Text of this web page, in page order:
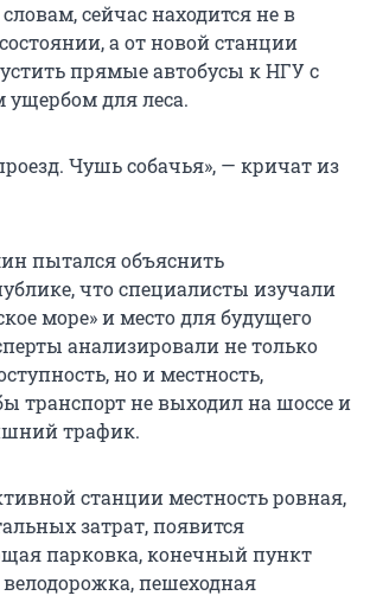
словам, сейчас находится не в
а от новой станции
прямые автобусы к НГУ с
для леса.
Чушь собачья», — кричат из
пытался объяснить
что специалисты изучали
море» и место для будущего
анализировали не только
но и местность,
транспорт не выходил на шоссе и
трафик.
станции местность ровная,
затрат, появится
парковка, конечный пункт
велодорожка, пешеходная